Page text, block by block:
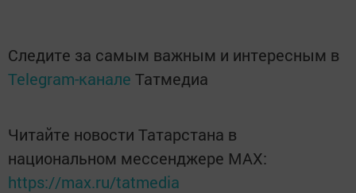
Следите за самым важным и интересным в
Telegram-канале Татмедиа
Читайте новости Татарстана в
национальном мессенджере MАХ:
https://max.ru/tatmedia